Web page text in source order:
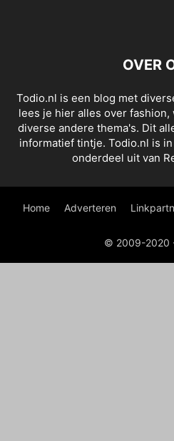
OVER
Todio.nl is een blog met
lees je hier alles over
diverse andere thema's. Dit
informatief tintje. Todio.nl is
onderdeel uit van
Home Adverteren
© 2009-2020